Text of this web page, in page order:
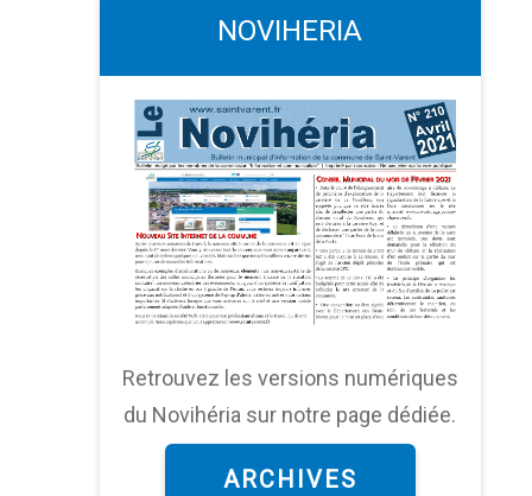
NOVIHERIA
Retrouvez les versions numériques
du Novihéria sur notre page dédiée.
ARCHIVES